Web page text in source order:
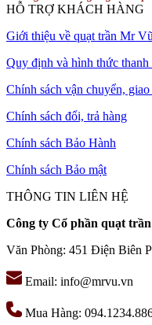
HỖ TRỢ KHÁCH HÀNG
Giới thiệu về quạt trần Mr Vũ
Quy định và hình thức thanh
Chính sách vận chuyển, giao
Chính sách đổi, trả hàng
Chính sách Bảo Hành
Chính sách Bảo mật
THÔNG TIN LIÊN HỆ
Công ty Cổ phần quạt
Văn Phòng: 451 Điện Biên
Email: info@mrvu.vn
Mua Hàng: